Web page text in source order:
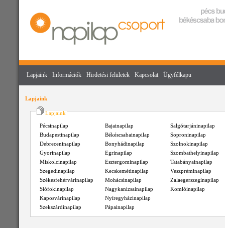
Lapjaink Információk Hirdetési felületek Kapcsolat Ügyfélkapu
Lapjaink
Lapjaink
Pécsinapilap
Budapestinapilap
Debreceninapilap
Gyorinapilap
Miskolcinapilap
Szegedinapilap
Székesfehérvárinapilap
Siófokinapilap
Kaposvárinapilap
Szekszárdinapilap
Bajainapilap
Békéscsabainapilap
Bonyhádinapilap
Egrinapilap
Esztergominapilap
Kecskemétinapilap
Mohácsinapilap
Nagykanizsainapilap
Nyíregyházinapilap
Pápainapilap
Salgótarjáninapilap
Soproninapilap
Szolnokinapilap
Szombathelyinapilap
Tatabányainapilap
Veszpréminapilap
Zalaegerszeginapilap
Komlóinapilap